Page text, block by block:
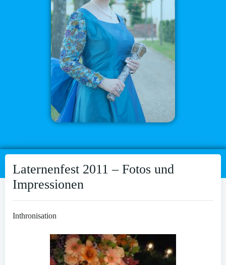
Laternenfest 2011 – Fotos und
Impressionen
Inthronisation